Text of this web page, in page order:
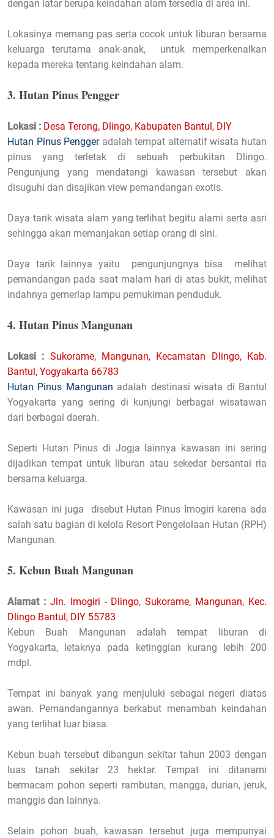
dengan latar berupa keindahan alam tersedia di area ini.
Lokasinya memang pas serta cocok untuk liburan bersama
keluarga terutama anak-anak, untuk memperkenalkan
kepada mereka tentang keindahan alam.
3. Hutan Pinus Pengger
Lokasi : Desa Terong, Dlingo, Kabupaten Bantul, DIY
Hutan Pinus Penggeradalah tempat alternatif wisata hutan
pinus yang terletak di sebuah perbukitan Dlingo.
Pengunjung yang mendatangi kawasan tersebut akan
disuguhi dan disajikan view pemandangan exotis.
Daya tarik wisata alam yang terlihat begitu alami serta asri
sehingga akan memanjakan setiap orang di sini.
Daya tarik lainnya yaitu pengunjungnya bisa melihat
pemandangan pada saat malam hari di atas bukit, melihat
indahnya gemerlap lampu pemukiman penduduk.
4. Hutan Pinus Mangunan
Lokasi : Sukorame, Mangunan, Kecamatan Dlingo, Kab.
Bantul, Yogyakarta 66783
Hutan Pinus Mangunan adalah destinasi wisata di Bantul
Yogyakarta yang sering di kunjungi berbagai wisatawan
dari berbagai daerah.
Seperti Hutan Pinus di Jogja lainnya kawasan ini sering
dijadikan tempat untuk liburan atau sekedar bersantai ria
bersama keluarga.
Kawasan ini juga disebut Hutan Pinus Imogiri karena ada
salah satu bagian di kelola Resort Pengelolaan Hutan (RPH)
Mangunan.
5. Kebun Buah Mangunan
Alamat : Jln. Imogiri - Dlingo, Sukorame, Mangunan, Kec.
Dlingo Bantul, DIY 55783
Kebun Buah Mangunan adalah tempat liburan di
Yogyakarta, letaknya pada ketinggian kurang lebih 200
mdpl.
Tempat ini banyak yang menjuluki sebagai negeri diatas
awan. Pemandangannya berkabut menambah keindahan
yang terlihat luar biasa.
Kebun buah tersebut dibangun sekitar tahun 2003 dengan
luas tanah sekitar 23 hektar. Tempat ini ditanami
bermacam pohon seperti rambutan, mangga, durian, jeruk,
manggis dan lainnya.
Selain pohon buah, kawasan tersebut juga mempunyai